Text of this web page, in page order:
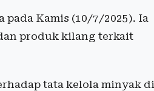
Kamis (10/7/2025). Ia
produk kilang terkait
tata kelola minyak di